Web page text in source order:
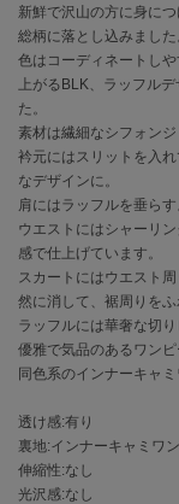
CODE A
コードエー
COLE HAAN
コール ハーン
CONVERSE
コンバース
DANSKIN
ダンスキン
EIMY ISTOIRE
emmi
エミ
新鮮で沢山の方に身に
総柄に落とし込みました
色はコーディネートし
上がるBLK、ラッフル
た。
素材は繊細なシフォンジ
衿元にはスリットを入
なデザインに。
肩にはラッフルを垂ら
ウエストにはシャーリ
感で仕上げています。
スカートにはウエスト
然に消して、裾周りをふ
ラッフルには華奢な切
優雅で気品のあるワンピ
同色系のインナーキャミ
透け感:有り
裏地:インナーキャミワ
伸縮性:なし
光沢感:なし